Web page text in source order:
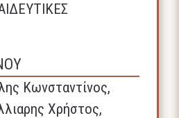
Κωνσταντίνος,
Χρήστος,